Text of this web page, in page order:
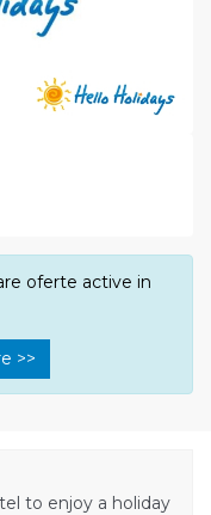
oferte active in
>>
to enjoy a holiday